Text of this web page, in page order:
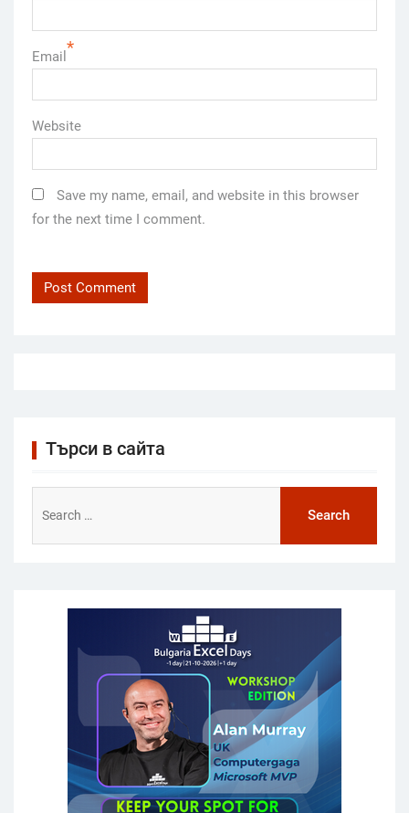
Email *
Website
Save my name, email, and website in this browser
for the next time I comment.
Търси в сайта
for: